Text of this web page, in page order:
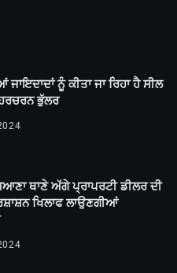
ਜਾਇਦਾਦਾਂ ਨੂੰ ਕੀਤਾ ਜਾ ਰਿਹਾ ਹੈ ਸੀਲ
ਭੁੱਲਰ
ਥਾਣੇ ਅੱਗੇ ਪ੍ਰਾਪਰਟੀ ਡੀਲਰ ਦੀ
ਖਿਲਾਫ ਲਾਉਣਗੀਆਂ